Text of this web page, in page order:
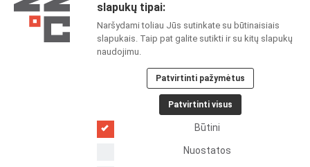
Perskaičiau ir sutinku su 22CPrivatumo politika
22C SOCIALINIUOSE TINKLUOSE:
slapukų tipai:
Naršydami toliau Jūs sutinkate su būtinaisiais
slapukais. Taip pat galite sutikti ir su kitų slapukų
naudojimu.
Patvirtinti pažymėtus
Patvirtinti visus
Būtini
Nuostatos